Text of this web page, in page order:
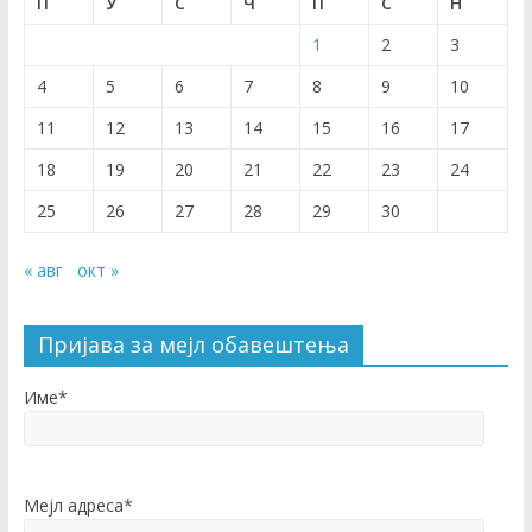
1
2
3
4
5 6 7 8 9
10
11
12 13 14 15 16
17
18
19 20 21 22 23
24
25
26 27 28 29 30
« авг окт »
Пријава за мејл обавештења
Име*
Мејл адреса*